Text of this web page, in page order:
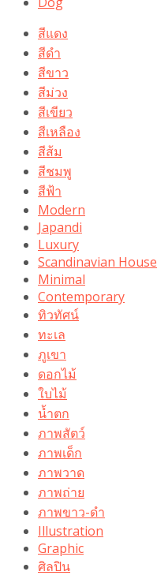
สีแดง
สีดำ
สีขาว
สีม่วง
สีเขียว
สีเหลือง
สีส้ม
สีชมพู
สีฟ้า
Modern
Japandi
Luxury
Scandinavian House
Minimal
Contemporary
ทิวทัศน์
ทะเล
ภูเขา
ดอกไม้
ใบไม้
น้ำตก
ภาพสัตว์
ภาพเด็ก
ภาพวาด
ภาพถ่าย
ภาพขาว-ดำ
Illustration
Graphic
ศิลปิน